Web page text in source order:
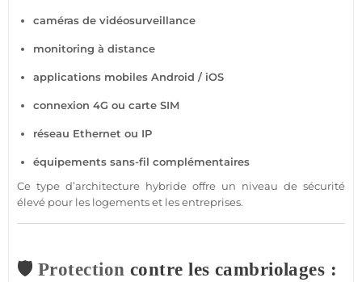
caméras de vidéosurveillance
monitoring à distance
applications mobiles Android / iOS
connexion 4G ou carte SIM
réseau Ethernet ou IP
équipements sans-fil complémentaires
Ce type d’architecture hybride offre un niveau de sécurité
élevé pour les logements et les entreprises.
🛡️ Protection contre les cambriolages :